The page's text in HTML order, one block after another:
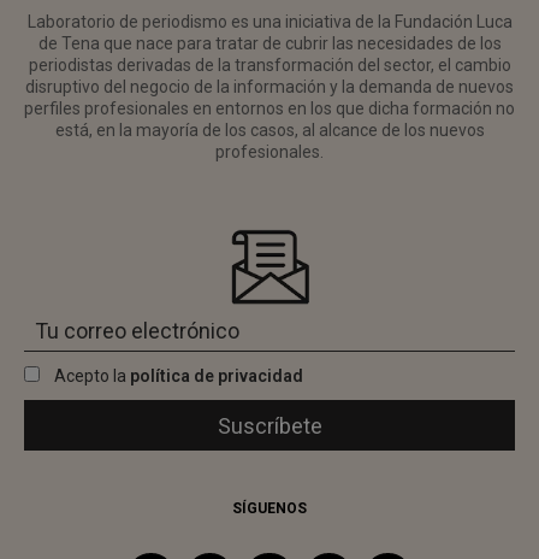
Laboratorio de periodismo es una iniciativa de la Fundación Luca
de Tena que nace para tratar de cubrir las necesidades de los
periodistas derivadas de la transformación del sector, el cambio
disruptivo del negocio de la información y la demanda de nuevos
perfiles profesionales en entornos en los que dicha formación no
está, en la mayoría de los casos, al alcance de los nuevos
profesionales.
Acepto la política de privacidad
SÍGUENOS